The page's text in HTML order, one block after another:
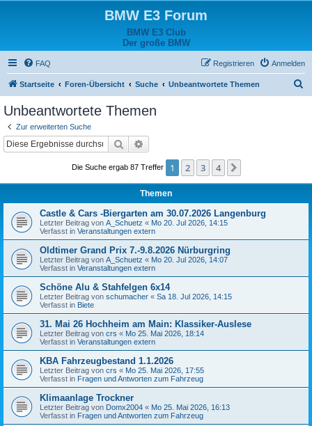
BMW E3 Forum
BMW E3 Club
Der große BMW
FAQ Anmelden
Registrieren
Startseite Foren-Übersicht Suche Unbeantwortete Themen
Unbeantwortete Themen
Zur erweiterten Suche
Suche
Die Suche ergab 87 Treffer 1 2 3 4
Themen
Castle & Cars -Biergarten am 30.07.2026 Langenburg
Letzter Beitrag von A_Schuetz « Mo 20. Jul 2026, 14:15
Verfasst in Veranstaltungen extern
Oldtimer Grand Prix 7.-9.8.2026 Nürburgring
Letzter Beitrag von A_Schuetz « Mo 20. Jul 2026, 14:07
Verfasst in Veranstaltungen extern
Schöne Alu & Stahfelgen 6x14
Letzter Beitrag von schumacher « Sa 18. Jul 2026, 14:15
Verfasst in Biete
31. Mai 26 Hochheim am Main: Klassiker-Auslese
Letzter Beitrag von crs « Mo 25. Mai 2026, 18:14
Verfasst in Veranstaltungen extern
KBA Fahrzeugbestand 1.1.2026
Letzter Beitrag von crs « Mo 25. Mai 2026, 17:55
Verfasst in Fragen und Antworten zum Fahrzeug
Klimaanlage Trockner
Letzter Beitrag von Domx2004 « Mo 25. Mai 2026, 16:13
Verfasst in Fragen und Antworten zum Fahrzeug